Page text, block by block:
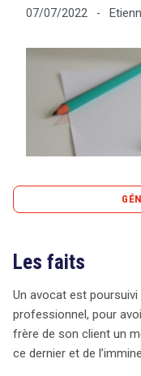
Tout
07/07/2022 -
Un avocat a été
de son arrestation
message, bien que
destinataire, car les
saisi son téléphone
Les faits
Un avocat est
professionnel, pour
frère de son client un
ce dernier et de